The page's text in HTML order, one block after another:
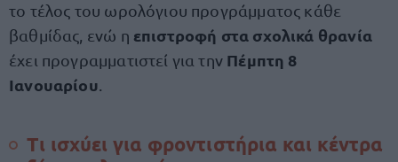
το τέλος του ωρολόγιου προγράμματος κάθε
βαθμίδας, ενώ η επιστροφή στα σχολικά θρανία
έχει προγραμματιστεί για την Πέμπτη 8
Ιανουαρίου
Τι ισχύει για φροντιστήρια και κέντρα